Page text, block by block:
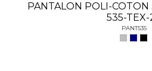
PANTALON POLI-COTON
535-TEX-
PANT535